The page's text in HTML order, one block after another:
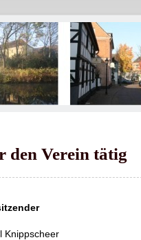
den Verein tätig
Knippscheer